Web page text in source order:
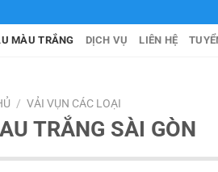
MÀU TRẮNG DỊCH VỤ LIÊN HỆ
/ VẢI VỤN CÁC LOẠI
TRẮNG SÀI GÒN